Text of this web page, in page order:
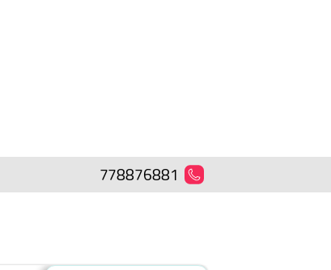
778876881